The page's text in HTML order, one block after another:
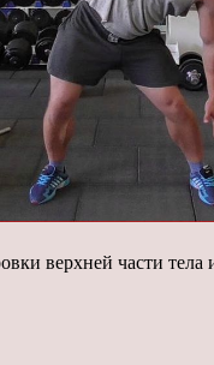
верхней части